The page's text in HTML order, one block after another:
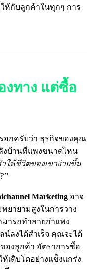
ห้กับลูกค้าในทุกๆ การ
งทาง แต่ซื้อ
อกครับว่า ธุรกิจของคุณ
งบ้านที่แพงขนาดไหน
ให้ชีวิตของเขาง่ายขึ้น
Marketing อาจ
ยายามสูงในการวาง
ารถทำลายกำแพง
น์ลงได้สำเร็จ คุณจะได้
องลูกค้า อัตราการซื้อ
ห้เติบโตอย่างแข็งแกร่ง